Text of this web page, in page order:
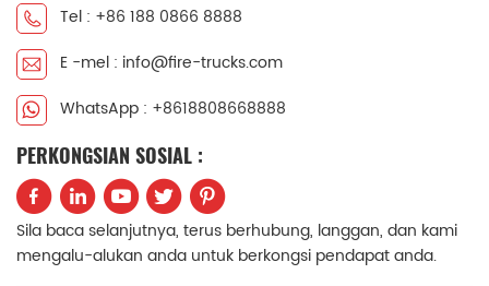
Filipino
српски
Tel : +86 188 0866 8888
E -mel : info@fire-trucks.com
WhatsApp : +8618808668888
PERKONGSIAN SOSIAL :
Sila baca selanjutnya, terus berhubung, langgan, dan kami
mengalu-alukan anda untuk berkongsi pendapat anda.